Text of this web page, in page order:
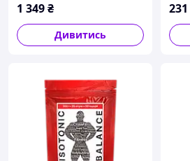
1 349₴
Дивитись
231